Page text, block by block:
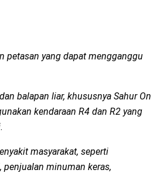
petasan yang dapat mengganggu
balapan liar, khususnya Sahur On
kendaraan R4 dan R2 yang
masyarakat, seperti
minuman keras,